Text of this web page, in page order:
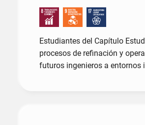
Estudiantes del Capítulo
procesos de refinación y
futuros ingenieros a entornos